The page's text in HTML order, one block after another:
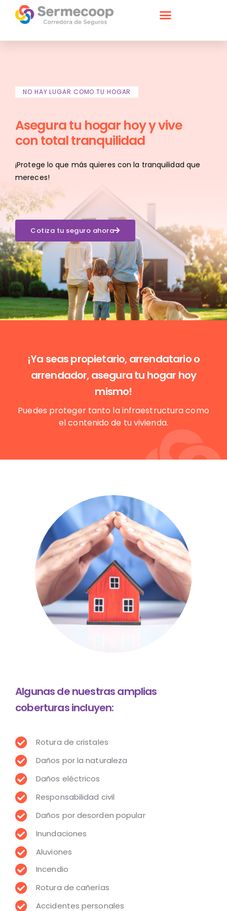
NO HAY LUGAR COMO TU HOGAR
Asegura tu hogar hoy y vive
con total tranquilidad
¡Protege lo que más quieres con la tranquilidad que
mereces!
Cotiza tu seguro ahora
¡Ya seas propietario, arrendatario o
arrendador, asegura tu hogar hoy
mismo!
Puedes proteger tanto la infraestructura como
el contenido de tu vivienda.
Algunas de nuestras amplias
coberturas incluyen:
Rotura de cristales
Daños por la naturaleza
Daños eléctricos
Responsabilidad civil
Daños por desorden popular
Inundaciones
Aluviones
Incendio
Rotura de cañerías
Accidentes personales